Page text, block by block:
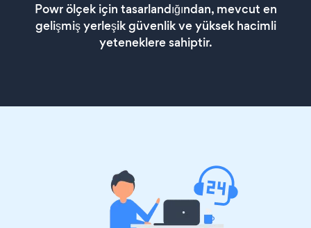
Powr ölçek için tasarlandığından, mevcut en
gelişmiş yerleşik güvenlik ve yüksek hacimli
yeteneklere sahiptir.